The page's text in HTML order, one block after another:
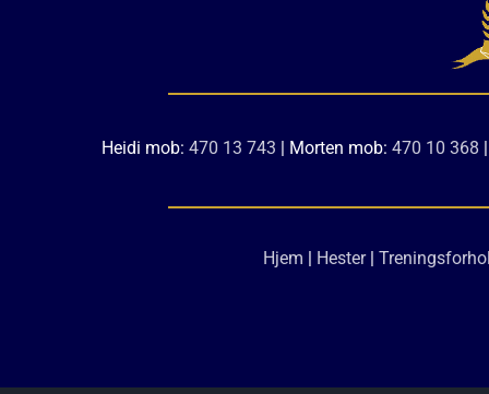
Heidi mob: 470 13 743 | Morten mob: 470 10 368
Hjem | Hester|